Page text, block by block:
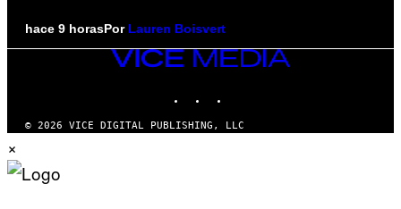
hace 9 horasPor Lauren Boisvert
VICE
MEDIA
© 2026 VICE DIGITAL PUBLISHING, LLC
×